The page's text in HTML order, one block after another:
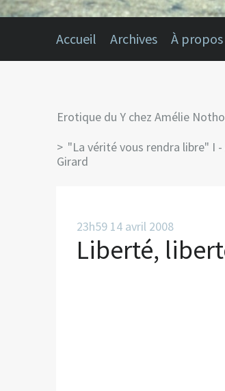
Accueil Archives À propos
Erotique du Y chez Amélie
"La vérité vous rendra libre" I
Girard
23h59 14 avril 2008
Liberté,